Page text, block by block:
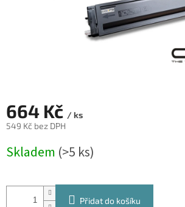
664 Kč / ks
549 Kč bez DPH
cena:
Skladem (>5 ks)
Přidat do košíku